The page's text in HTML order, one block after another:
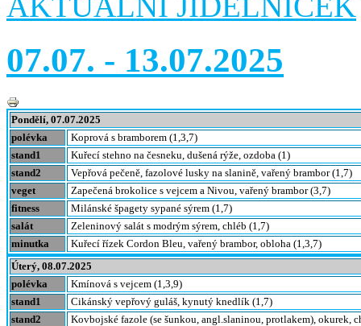
07.07. - 13.07.2025
Pondělí, 07.07.2025
polévka
Koprová s bramborem (1,3,7)
stand1
Kuřecí stehno na česneku, dušená rýže, ozdoba (1)
stand2
Vepřová pečeně, fazolové lusky na slanině, vařený brambor (1,7)
veget
Zapečená brokolice s vejcem a Nivou, vařený brambor (3,7)
fitness
Milánské špagety sypané sýrem (1,7)
salát
Zeleninový salát s modrým sýrem, chléb (1,7)
minutka
Kuřecí řízek Cordon Bleu, vařený brambor, obloha (1,3,7)
Úterý, 08.07.2025
polévka
Kmínová s vejcem (1,3,9)
stand1
Cikánský vepřový guláš, kynutý knedlík (1,7)
stand2
Kovbojské fazole (se šunkou, angl.slaninou, protlakem), okurek,